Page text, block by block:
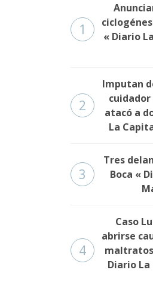
1
« Diario
2
Imputan
atacó a
La
3
Tres
Boca «
4
Caso
abrirse
Diario